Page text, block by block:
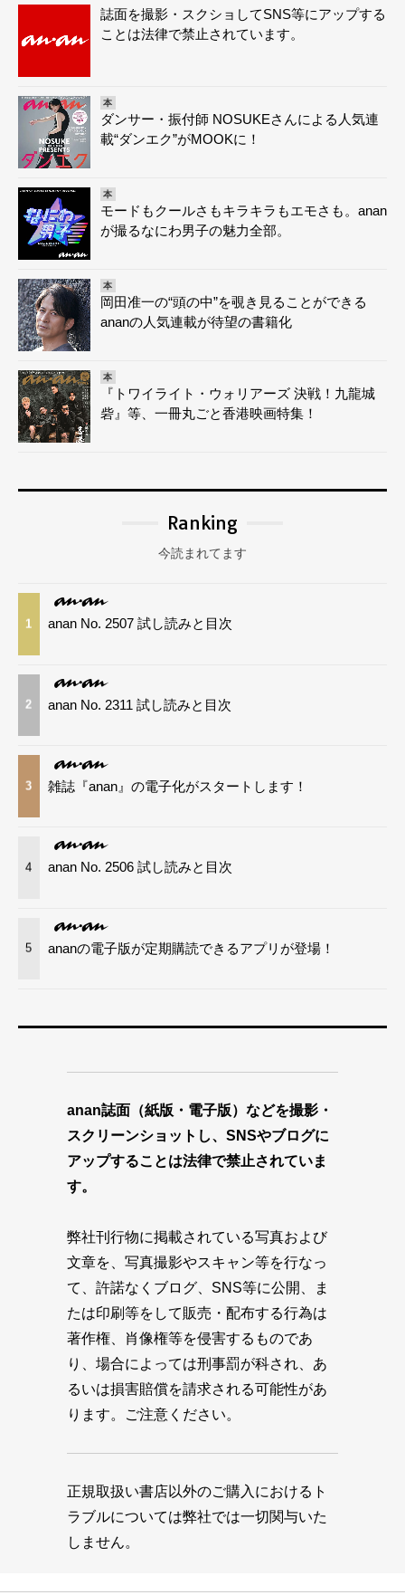
誌面を撮影・スクショしてSNS等にアップする
ことは法律で禁止されています。
本
ダンサー・振付師 NOSUKEさんによる人気連
載“ダンエク”がMOOKに！
本
モードもクールさもキラキラもエモさも。anan
が撮るなにわ男子の魅力全部。
本
岡田准一の“頭の中”を覗き見ることができる
ananの人気連載が待望の書籍化
本
『トワイライト・ウォリアーズ 決戦！九龍城
砦』等、一冊丸ごと香港映画特集！
Ranking
今読まれてます
1 anan No. 2507 試し読みと目次
2 anan No. 2311 試し読みと目次
3 雑誌『anan』の電子化がスタートします！
4 anan No. 2506 試し読みと目次
5 ananの電子版が定期購読できるアプリが登場！
anan誌面（紙版・電子版）などを撮影・
スクリーンショットし、SNSやブログに
アップすることは法律で禁止されていま
す。
弊社刊行物に掲載されている写真および
文章を、写真撮影やスキャン等を行なっ
て、許諾なくブログ、SNS等に公開、ま
たは印刷等をして販売・配布する行為は
著作権、肖像権等を侵害するものであ
り、場合によっては刑事罰が科され、あ
るいは損害賠償を請求される可能性があ
ります。ご注意ください。
正規取扱い書店以外のご購入におけるト
ラブルについては弊社では一切関与いた
しません。